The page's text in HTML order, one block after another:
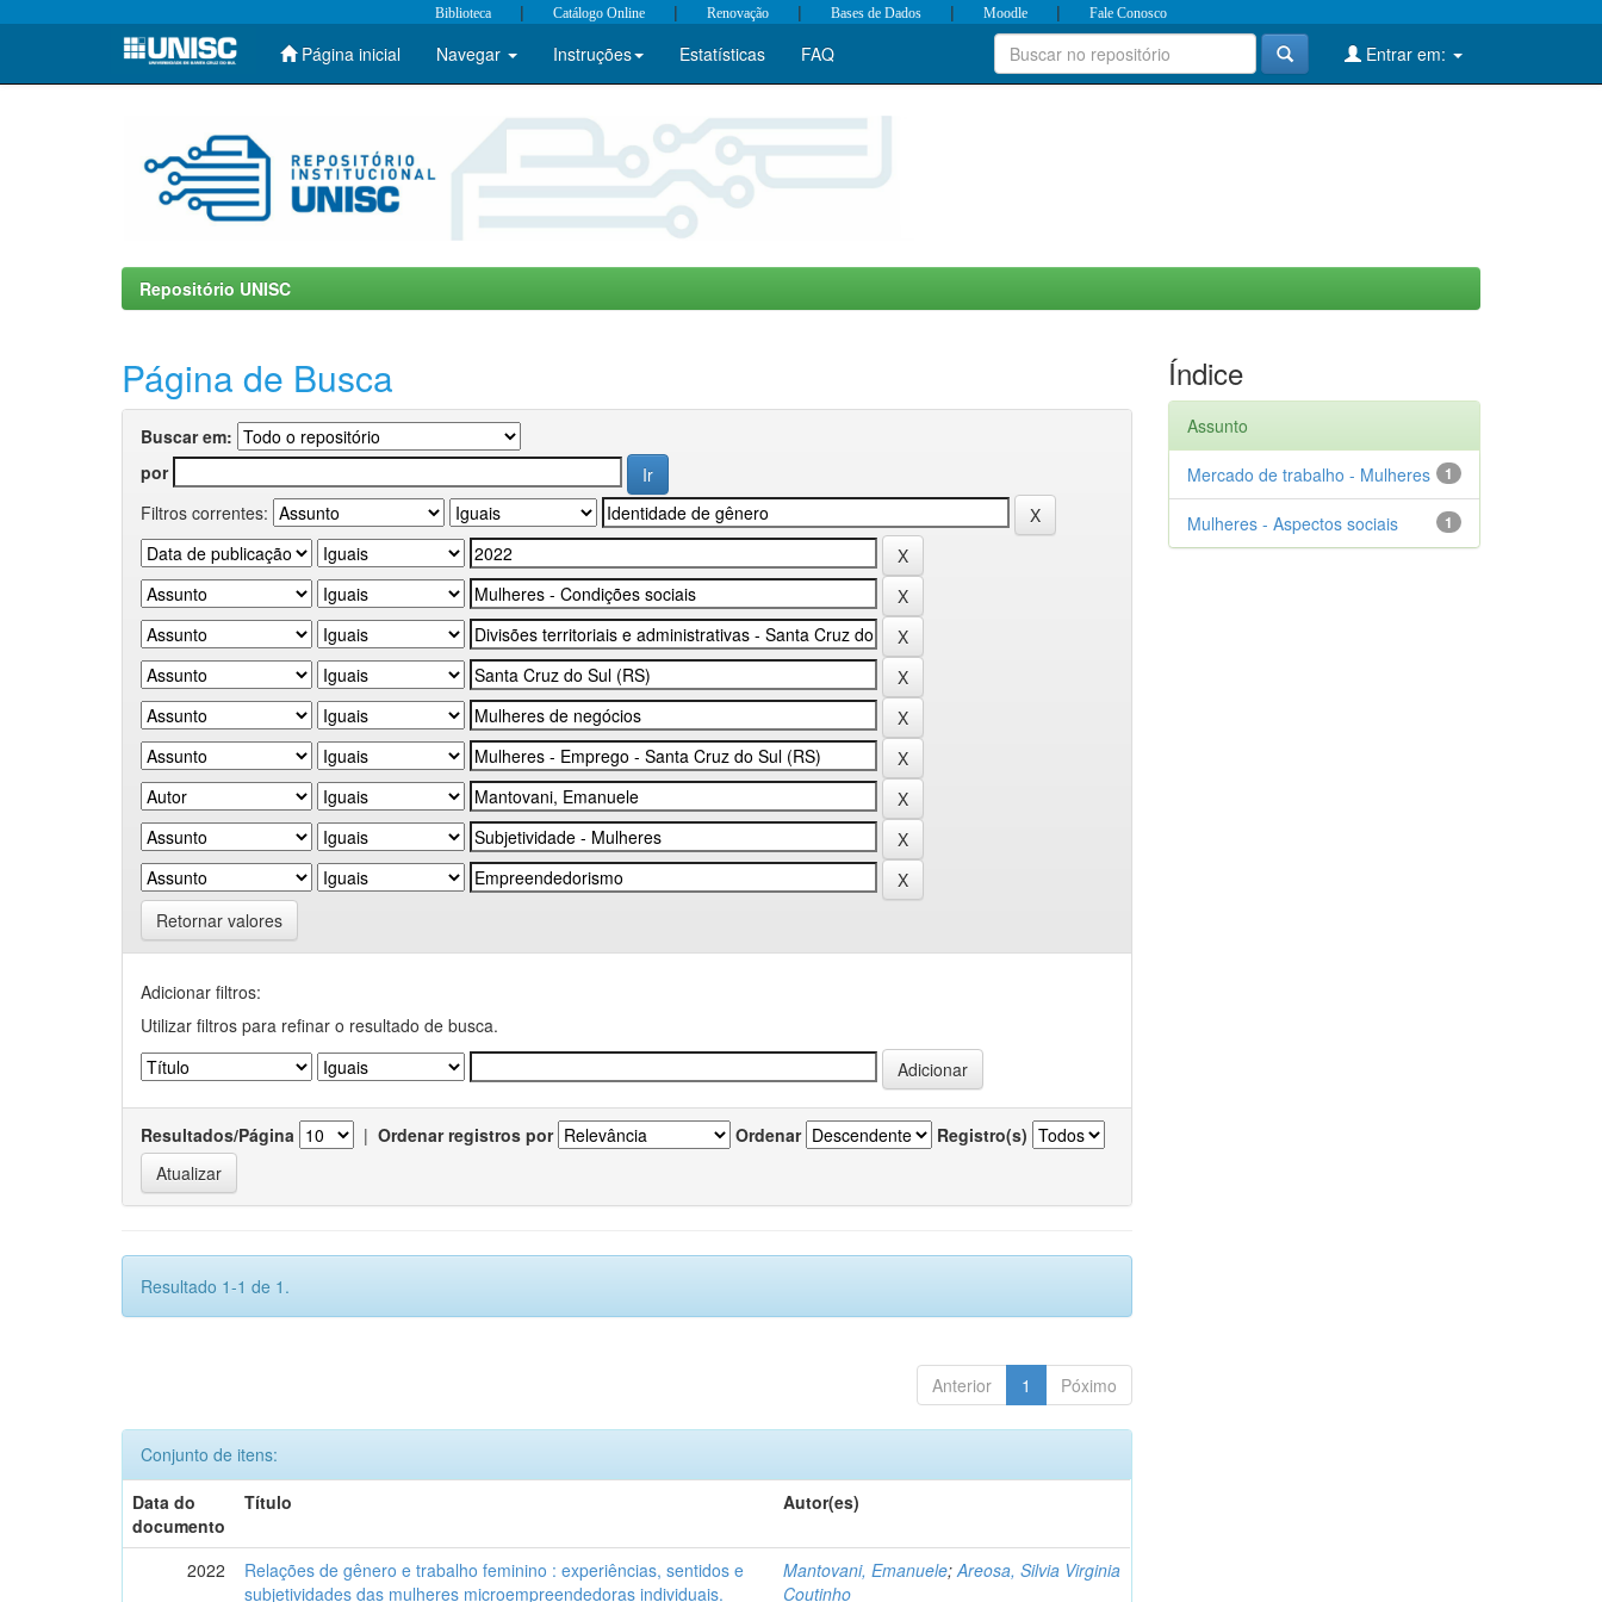
Skip
Biblioteca | Catálogo Online | Renovação | Bases de Dados | Moodle | Fale Conosco
Página inicial Navegar Instruções Estatísticas FAQ Entrar em:
Repositório UNISC
Página de Busca
Buscar em:
por
Filtros correntes:
Retornar valores
Adicionar filtros:
Utilizar filtros para refinar o resultado de busca.
Resultados/Página | Ordenar registros por Ordenar Registro(s)
Resultado 1-1 de 1.
Anterior 1 Póximo
Conjunto de itens:
Data do
documento
Título Autor(es)
2022
Relações de gênero e trabalho feminino : experiências, sentidos e
subjetividades das mulheres microempreendedoras individuais.
Mantovani, Emanuele;Areosa, Silvia Virginia
Coutinho
Índice
Assunto
1
Mercado de trabalho - Mulheres
1
Mulheres - Aspectos sociais